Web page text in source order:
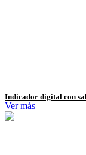
Indicador digital con
Ver más